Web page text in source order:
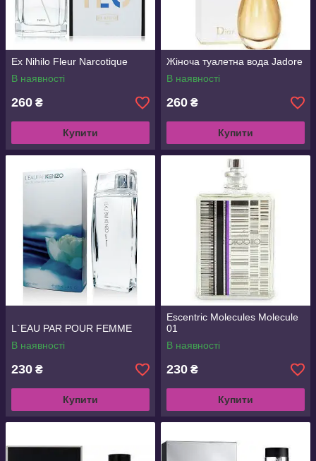
Ex Nihilo Fleur Narcotique
В наявності
260 ₴
Купити
Жіноча туалетна вода Jadore
В наявності
260 ₴
Купити
L`EAU PAR POUR FEMME
В наявності
230 ₴
Купити
Escentric Molecules Molecule
01
В наявності
230 ₴
Купити